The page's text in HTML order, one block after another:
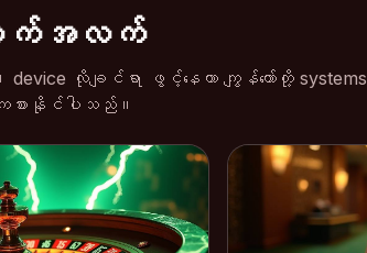
ျက်အလက်
device လိုချင်ရာ ဖွင့်နေတာ ကျွန်တော်တို့ systems
ားနိုင်ပါသည်။